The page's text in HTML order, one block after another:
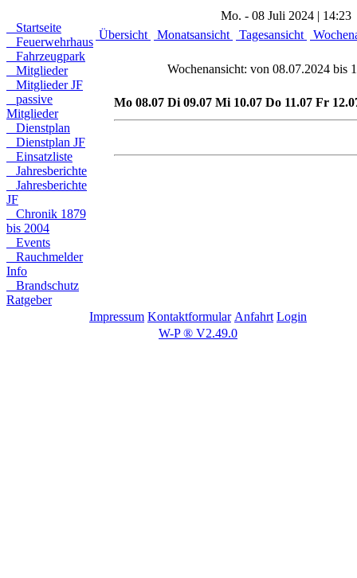
Startseite
Feuerwehrhaus
Fahrzeugpark
Mitglieder
Mitglieder JF
passive
Mitglieder
Dienstplan
Dienstplan JF
Einsatzliste
Jahresberichte
Jahresberichte
JF
Chronik 1879
bis 2004
Events
Rauchmelder
Info
Brandschutz
Ratgeber
Mo. - 08 Juli 2024 | 14:23
Übersicht
Monatsansicht Tagesansicht
Wochenansicht: von 08.07.2024 bis
Mo 08.07 Di 09.07 Mi 10.07 Do 11.07 Fr
Impressum Kontaktformular Anfahrt Login
W-P ® V2.49.0